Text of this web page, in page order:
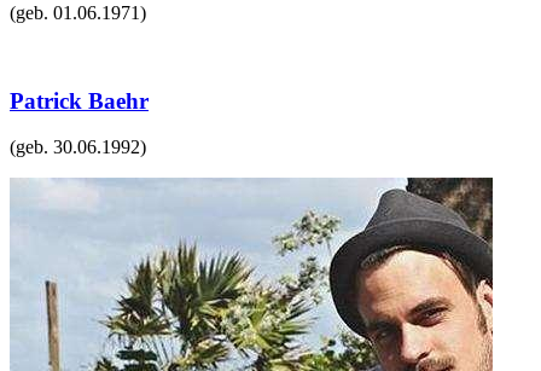
(geb. 01.06.1971)
Patrick Baehr
(geb. 30.06.1992)